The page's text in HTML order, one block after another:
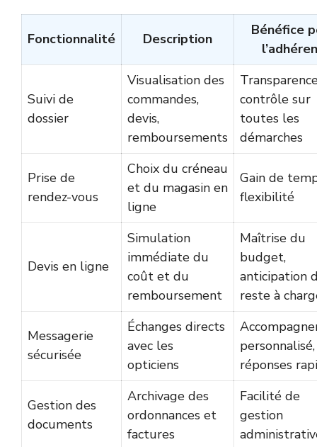
Fonctionnalité Description
Bénéfice
Suivi de
dossier
Visualisation des
commandes,
devis,
remboursements
contrôle sur
toutes les
démarches
Prise de
rendez-vous
Choix du créneau
et du magasin en
ligne
Gain de
flexibilité
Devis en ligne
Simulation
immédiate du
coût et du
remboursement
Maîtrise du
budget,
anticipation
reste à
Messagerie
sécurisée
Échanges directs
avec les
opticiens
personnalisé,
réponses
Gestion des
documents
Archivage des
ordonnances et
factures
Facilité de
gestion